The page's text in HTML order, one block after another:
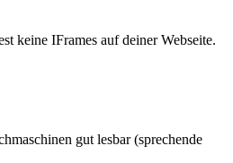
keine IFrames auf deiner Webseite.
gut lesbar (sprechende